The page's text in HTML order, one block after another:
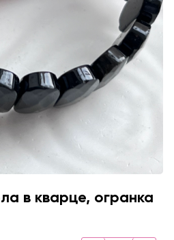
в кварце, огранка